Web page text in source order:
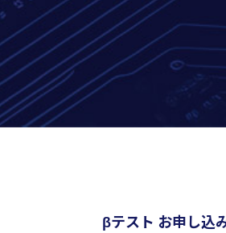
βテスト お申し込